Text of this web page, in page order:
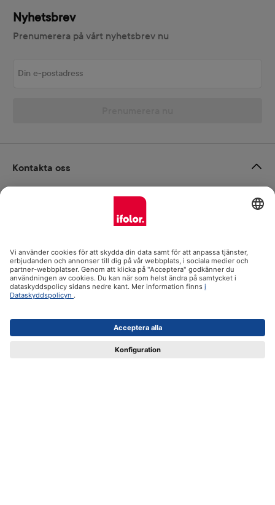
Nyhetsbrev
Prenumerera på vårt nyhetsbrev nu
Kontakta oss
Om oss
Produktsortiment